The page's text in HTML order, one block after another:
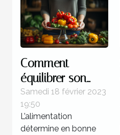
Comment
équilibrer son
alimentation ?
Samedi 18 février 2023
19:50
L’alimentation
détermine en bonne